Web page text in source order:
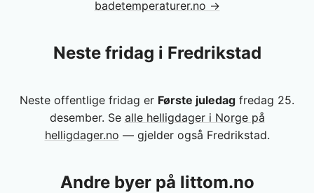
badetemperaturer.no →
Neste fridag i Fredrikstad
Neste offentlige fridag er Første juledag fredag 25.
desember. Se alle helligdager i Norge på
helligdager.no — gjelder også Fredrikstad.
Andre byer på littom.no